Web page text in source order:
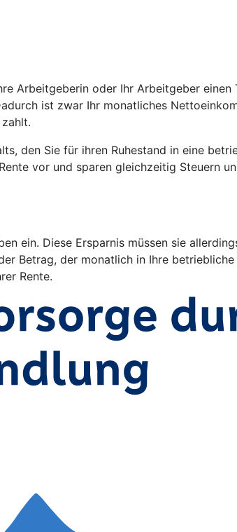
Arbeitgeberin oder Ihr Arbeitgeber einen
ist zwar Ihr monatliches
den Sie für ihren Ruhestand in eine
vor und sparen gleichzeitig Steuern
ein. Diese Ersparnis müssen sie
Betrag, der monatlich in Ihre
Rente.